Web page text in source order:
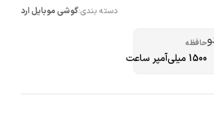
دسته بندی:گوشی موبایل ارد
حافظه
1500 میلی‌آمپر ساعت